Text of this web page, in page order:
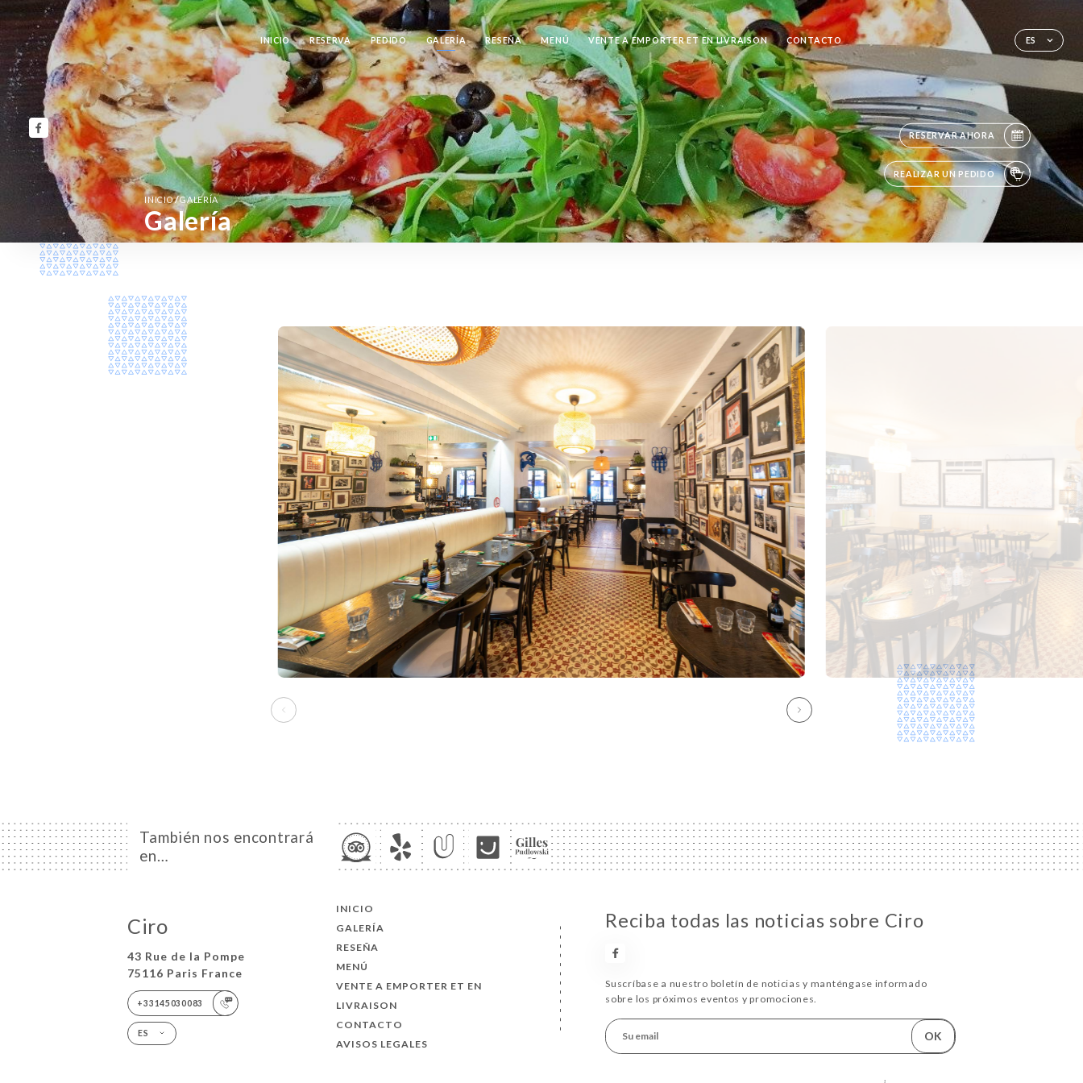
ES
INICIO RESERVA PEDIDO GALERÍA RESEÑA MENÚ VENTE A EMPORTER ET EN LIVRAISON CONTACTO
RESERVAR AHORA
REALIZAR UN PEDIDO
INICIO/GALERÍA
Galería
También nos encontrará
en…
Ciro
43 Rue de la Pompe
75116 Paris France
+33145030083
ES
INICIO
GALERÍA
RESEÑA
MENÚ
VENTE A EMPORTER ET EN
LIVRAISON
CONTACTO
AVISOS LEGALES
Reciba todas las noticias sobre Ciro
Suscríbase a nuestro boletín de noticias y manténgase informado
sobre los próximos eventos y promociones.
OK